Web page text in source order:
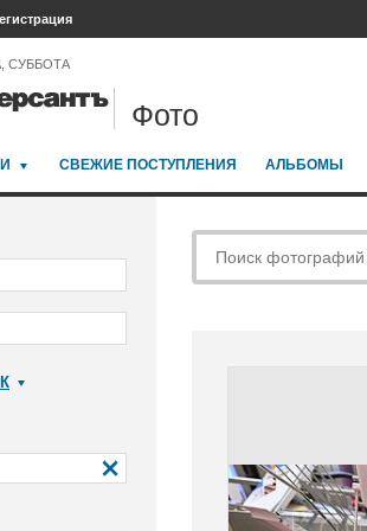
СУББОТА
Фото
СВЕЖИЕ ПОСТУПЛЕНИЯ АЛЬБОМЫ